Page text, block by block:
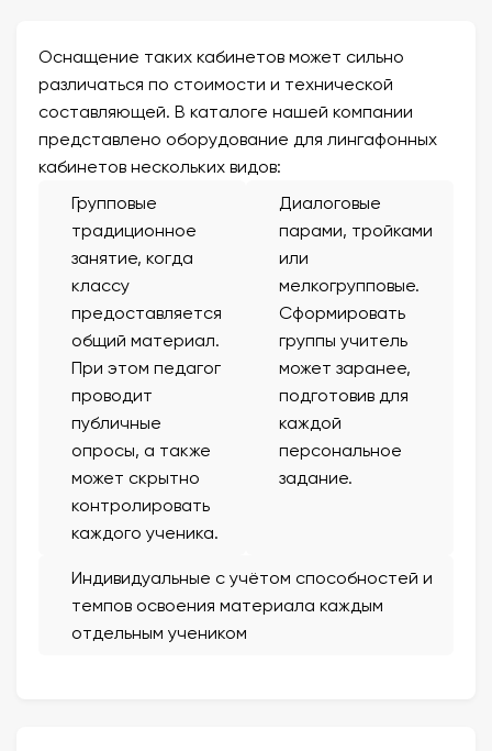
Оснащение таких кабинетов может сильно
различаться по стоимости и технической
составляющей. В каталоге нашей компании
представлено оборудование для лингафонных
кабинетов нескольких видов:
Групповые
традиционное
занятие, когда
классу
предоставляется
общий материал.
При этом педагог
проводит
публичные
опросы, а также
может скрытно
контролировать
каждого ученика.
Диалоговые
парами, тройками
или
мелкогрупповые.
Сформировать
группы учитель
может заранее,
подготовив для
каждой
персональное
задание.
Индивидуальные с учётом способностей и
темпов освоения материала каждым
отдельным учеником